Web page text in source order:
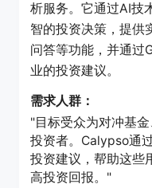
析服务。它通过AI技
智的投资决策，提供
问答等功能，并通过
业的投资建议。
需求人群：
"目标受众为对冲基
投资者。Calypso通
投资建议，帮助这些
高投资回报。"